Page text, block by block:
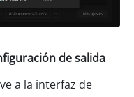
de salida
a la interfaz de